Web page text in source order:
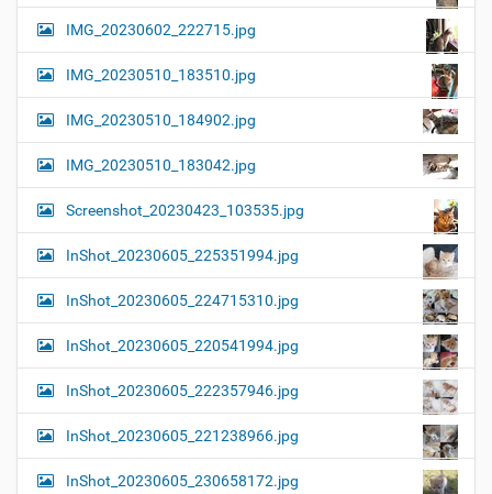
IMG_20230602_222715.jpg
IMG_20230510_183510.jpg
IMG_20230510_184902.jpg
IMG_20230510_183042.jpg
Screenshot_20230423_103535.jpg
InShot_20230605_225351994.jpg
InShot_20230605_224715310.jpg
InShot_20230605_220541994.jpg
InShot_20230605_222357946.jpg
InShot_20230605_221238966.jpg
InShot_20230605_230658172.jpg